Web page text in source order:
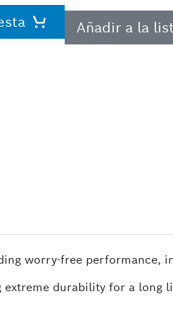
Añadir a la
worry-free performance,
extreme durability for a long